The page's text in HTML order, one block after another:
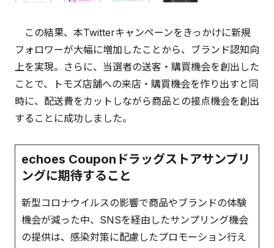
この結果、本Twitterキャンペーンをきっかけに新規
フォロワーが大幅に増加したことから、ブランド認知向
上を実現。さらに、当選者の送客・購買機会を創出した
ことで、トモズ店舗への来店・購買機会を作り出すと同
時に、配送費をカットしながら商品との接点機会を創出
することに成功しました。
echoes Couponドラッグストアサンプリ
ングに期待すること
新型コロナウイルスの影響で商品やブランドの体験
機会が減った中、SNSを経由したサンプリング機会
の提供は、感染対策に配慮したプロモーション行え